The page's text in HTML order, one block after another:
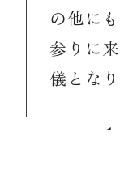
の他に
参りに
儀とな